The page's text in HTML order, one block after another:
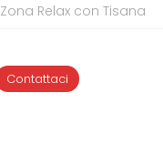
Zona Relax con Tisana
Contattaci